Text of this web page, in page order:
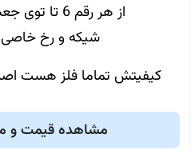
از هر رقم 6 تا توی جعبه موجوده و کم نمیاد
شیکه و رخ خاصی
کیفیتش تماما فلز هست
مشاهده قیمت